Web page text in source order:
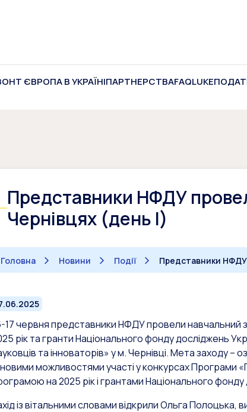
ЄВРОПА В УКРАЇНІПАРТНЕРСТВАFAQLUKE
Представники НФДУ
Чернівцях (день І)
Головна Новини Події Представники НФДУ
17 червня представники НФДУ провели навчальний
рік та гранти Національного фонду досліджень
та інноваторів» у м. Чернівці. Мета заходу –
новими можливостями участі у конкурсах
на 2025 рік і грантами Національного
із вітальними словами відкрили Ольга